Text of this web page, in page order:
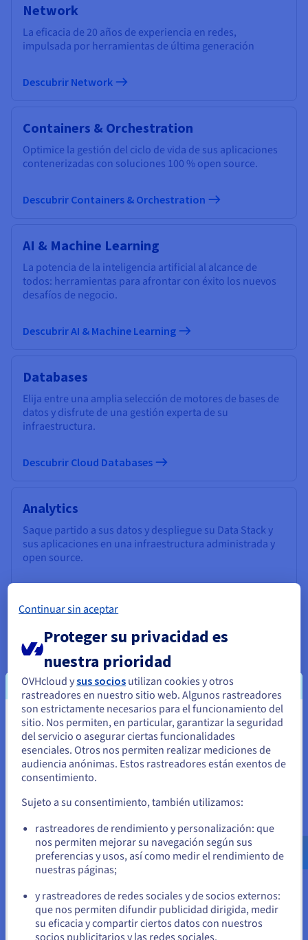
Network
La eficacia de 20 años de experiencia en redes,
impulsada por herramientas de última generación
Descubrir Network
Containers & Orchestration
Optimice la gestión del ciclo de vida de sus aplicaciones
contenerizadas con soluciones 100 % open source.
Descubrir Containers & Orchestration
AI & Machine Learning
La potencia de la inteligencia artificial al alcance de
todos: herramientas para afrontar con éxito los nuevos
desafíos de negocio.
Descubrir AI & Machine Learning
Databases
Elija entre una amplia selección de motores de bases de
datos y disfrute de una gestión experta de su
infraestructura.
Descubrir Cloud Databases
Analytics
Saque partido a sus datos y despliegue su Data Stack y
sus aplicaciones en una infraestructura administrada y
open source.
Data Platform
Cree y despliegue sus proyectos Data & Analytics en
tiempo récord con una solución completa, unificada,
colaborativa y accesible a todos los usuarios.
Descubrir Data Platform
Computación cuántica
unificada: simula, prueba y ejecuta tus algoritmos en
emuladores y QPU fácilmente.
Descubrir Quantum as a Service
Identidad, seguridad y operaciones
Proteja, gestione y monitorice sus servicios cloud en
Parece que está ubicado en Estados
Unidos
Si quiere hacer un pedido desde Estados Unidos, deberá buscar
el sitio web adecuado y crear una cuenta.
us.ovhcloud.com/
Inglés USD - $
Permanezca en el sitio web actual
Continuar sin aceptar
Proteger su privacidad es
nuestra prioridad
OVHcloud ysus socios utilizan cookies y otros
rastreadores en nuestro sitio web. Algunos rastreadores
son estrictamente necesarios para el funcionamiento del
sitio. Nos permiten, en particular, garantizar la seguridad
del servicio o asegurar ciertas funcionalidades
esenciales. Otros nos permiten realizar mediciones de
audiencia anónimas. Estos rastreadores están exentos de
consentimiento.
Sujeto a su consentimiento, también utilizamos:
rastreadores de rendimiento y personalización: que
nos permiten mejorar su navegación según sus
preferencias y usos, así como medir el rendimiento de
nuestras páginas;
y rastreadores de redes sociales y de socios externos:
que nos permiten difundir publicidad dirigida, medir
su eficacia y compartir ciertos datos con nuestros